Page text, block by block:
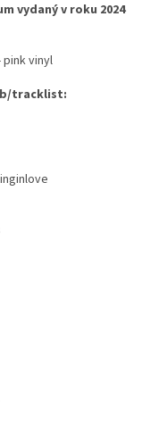
vydaný v roku 2024
vinyl
tracklist: